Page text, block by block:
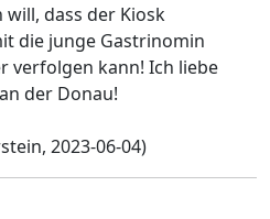
dass der Kiosk
die junge Gastrinomin
verfolgen kann! Ich liebe
der Donau!
2023-06-04)